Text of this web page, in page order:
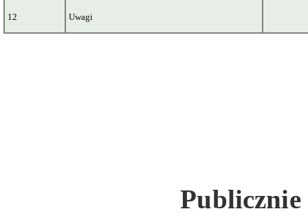
12 Uwagi
Publicznie